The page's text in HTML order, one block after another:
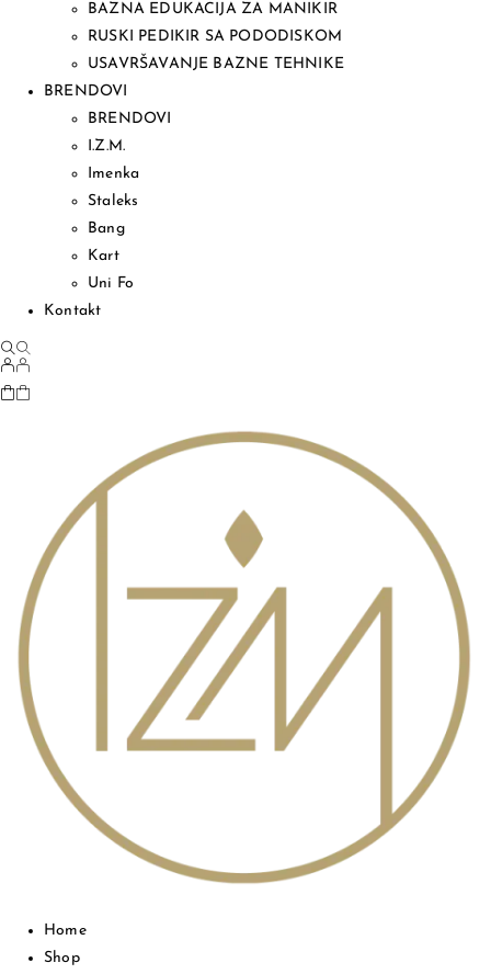
BAZNA EDUKACIJA ZA MANIKIR
RUSKI PEDIKIR SA PODODISKOM
USAVRŠAVANJE BAZNE TEHNIKE
BRENDOVI
BRENDOVI
I.Z.M.
Imenka
Staleks
Bang
Kart
Uni Fo
Kontakt
Home
Shop